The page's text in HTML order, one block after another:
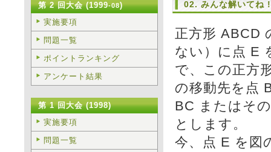
02. みんな解いてね
正方形 ABCD
ない）に点 E
で、この正方
の移動先を点
BC またはそ
とします。
今、点 E を図
第 2 回大会 (1999-08)
実施要項
問題一覧
ポイントランキング
アンケート結果
第 1 回大会 (1998)
実施要項
問題一覧